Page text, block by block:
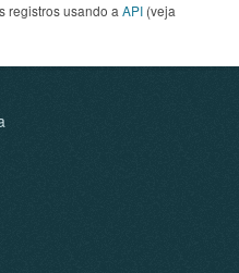
registros usando a API (veja